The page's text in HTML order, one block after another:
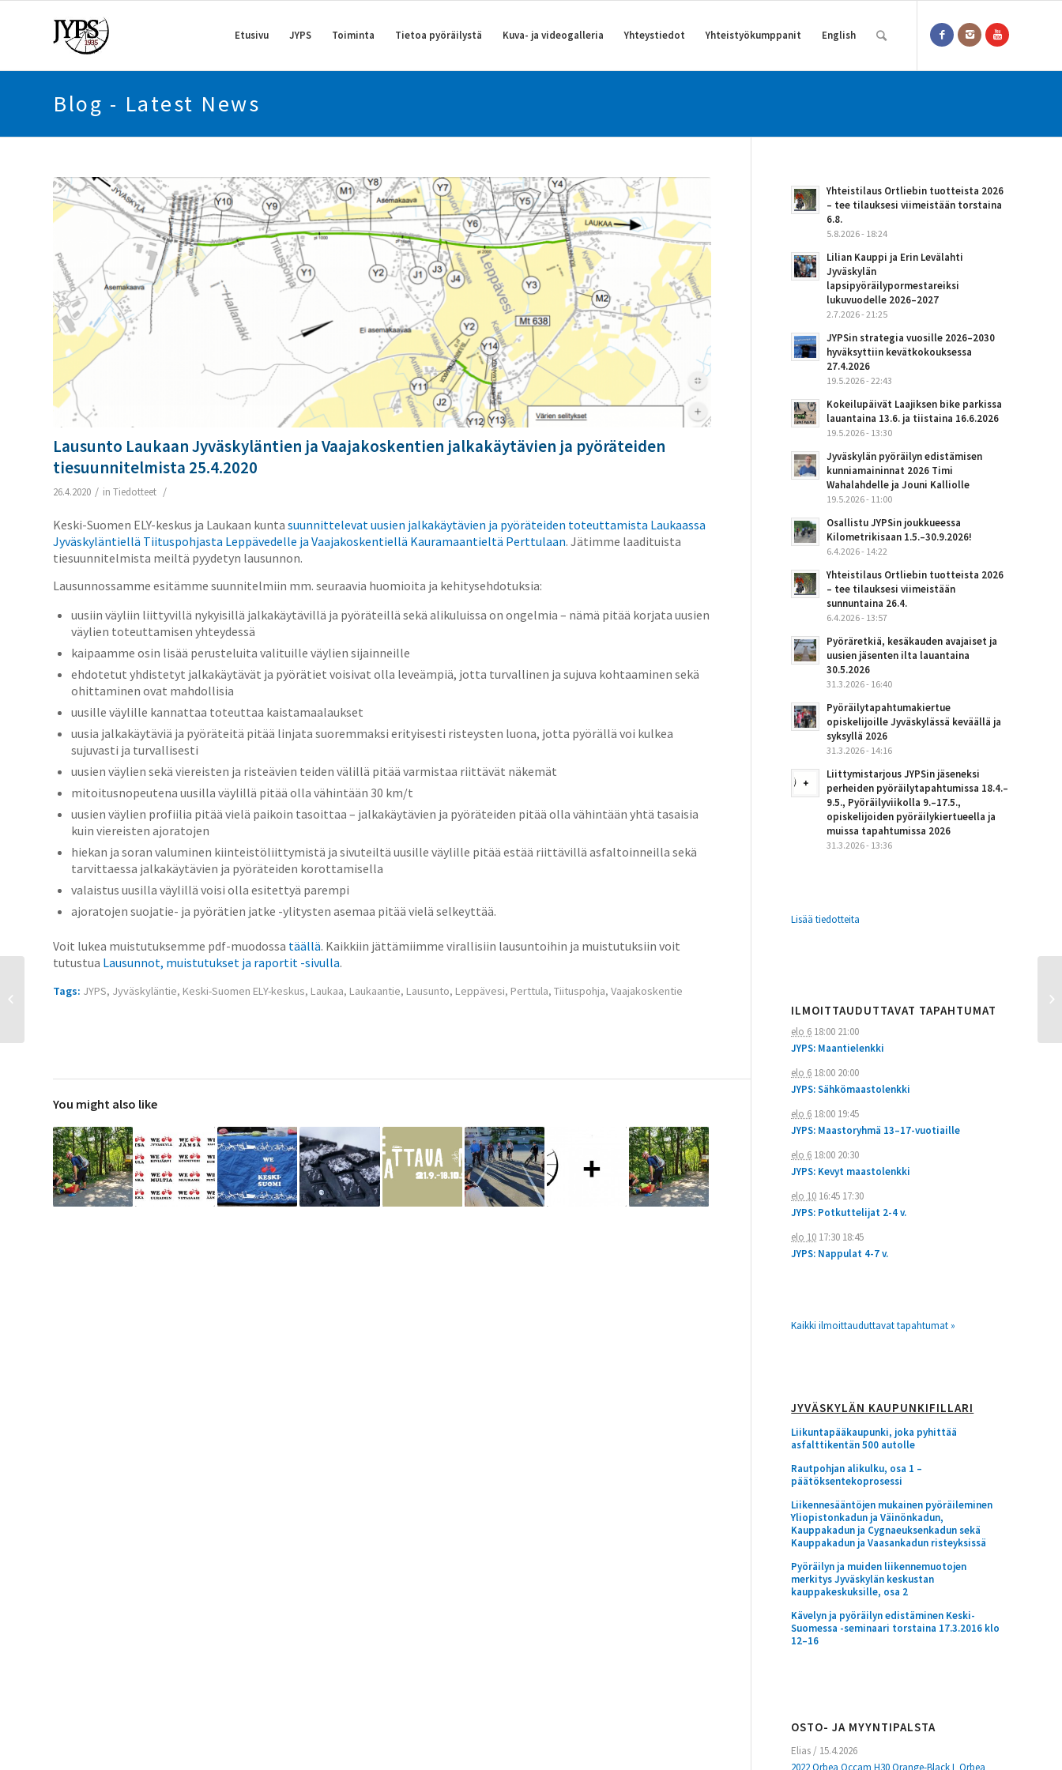
Etusivu JYPS Toiminta Tietoa pyöräilystä Kuva- ja videogalleria Yhteystiedot Yhteistyökumppanit English
Blog - Latest News
Lausunto Laukaan Jyväskyläntien ja Vaajakoskentien jalkakäytävien ja pyöräteiden
tiesuunnitelmista 25.4.2020
26.4.2020 / in Tiedotteet /
Keski-Suomen ELY-keskus ja Laukaan kunta suunnittelevat uusien jalkakäytävien ja pyöräteiden toteuttamista Laukaassa
Jyväskyläntiellä Tiituspohjasta Leppävedelle ja Vaajakoskentiellä Kauramaantieltä Perttulaan. Jätimme laadituista
tiesuunnitelmista meiltä pyydetyn lausunnon.
Lausunnossamme esitämme suunnitelmiin mm. seuraavia huomioita ja kehitysehdotuksia:
uusiin väyliin liittyvillä nykyisillä jalkakäytävillä ja pyöräteillä sekä alikuluissa on ongelmia – nämä pitää korjata uusien
väylien toteuttamisen yhteydessä
kaipaamme osin lisää perusteluita valituille väylien sijainneille
ehdotetut yhdistetyt jalkakäytävät ja pyörätiet voisivat olla leveämpiä, jotta turvallinen ja sujuva kohtaaminen sekä
ohittaminen ovat mahdollisia
uusille väylille kannattaa toteuttaa kaistamaalaukset
uusia jalkakäytäviä ja pyöräteitä pitää linjata suoremmaksi erityisesti risteysten luona, jotta pyörällä voi kulkea
sujuvasti ja turvallisesti
uusien väylien sekä viereisten ja risteävien teiden välillä pitää varmistaa riittävät näkemät
mitoitusnopeutena uusilla väylillä pitää olla vähintään 30 km/t
uusien väylien profiilia pitää vielä paikoin tasoittaa – jalkakäytävien ja pyöräteiden pitää olla vähintään yhtä tasaisia
kuin viereisten ajoratojen
hiekan ja soran valuminen kiinteistöliittymistä ja sivuteiltä uusille väylille pitää estää riittävillä asfaltoinneilla sekä
tarvittaessa jalkakäytävien ja pyöräteiden korottamisella
valaistus uusilla väylillä voisi olla esitettyä parempi
ajoratojen suojatie- ja pyörätien jatke -ylitysten asemaa pitää vielä selkeyttää.
Voit lukea muistutuksemme pdf-muodossa täällä. Kaikkiin jättämiimme virallisiin lausuntoihin ja muistutuksiin voit
tutustua Lausunnot, muistutukset ja raportit -sivulla.
Tags: JYPS, Jyväskyläntie, Keski-Suomen ELY-keskus, Laukaa, Laukaantie, Lausunto, Leppävesi, Perttula, Tiituspohja, Vaajakoskentie
You might also like
Yhteistilaus Ortliebin tuotteista 2026
– tee tilauksesi viimeistään torstaina
6.8.
5.8.2026 - 18:24
Lilian Kauppi ja Erin Levälahti
Jyväskylän
lapsipyöräilypormestareiksi
lukuvuodelle 2026–2027
2.7.2026 - 21:25
JYPSin strategia vuosille 2026–2030
hyväksyttiin kevätkokouksessa
27.4.2026
19.5.2026 - 22:43
Kokeilupäivät Laajiksen bike parkissa
lauantaina 13.6. ja tiistaina 16.6.2026
19.5.2026 - 13:30
Jyväskylän pyöräilyn edistämisen
kunniamaininnat 2026 Timi
Wahalahdelle ja Jouni Kalliolle
19.5.2026 - 11:00
Osallistu JYPSin joukkueessa
Kilometrikisaan 1.5.–30.9.2026!
6.4.2026 - 14:22
Yhteistilaus Ortliebin tuotteista 2026
– tee tilauksesi viimeistään
sunnuntaina 26.4.
6.4.2026 - 13:57
Pyöräretkiä, kesäkauden avajaiset ja
uusien jäsenten ilta lauantaina
30.5.2026
31.3.2026 - 16:40
Pyöräilytapahtumakiertue
opiskelijoille Jyväskylässä keväällä ja
syksyllä 2026
31.3.2026 - 14:16
Liittymistarjous JYPSin jäseneksi
perheiden pyöräilytapahtumissa 18.4.–
9.5., Pyöräilyviikolla 9.–17.5.,
opiskelijoiden pyöräilykiertueella ja
muissa tapahtumissa 2026
31.3.2026 - 13:36
Lisää tiedotteita
ILMOITTAUDUTTAVAT TAPAHTUMAT
elo 6 18:00 21:00
JYPS: Maantielenkki
elo 6 18:00 20:00
JYPS: Sähkömaastolenkki
elo 6 18:00 19:45
JYPS: Maastoryhmä 13–17-vuotiaille
elo 6 18:00 20:30
JYPS: Kevyt maastolenkki
elo 10 16:45 17:30
JYPS: Potkuttelijat 2-4 v.
elo 10 17:30 18:45
JYPS: Nappulat 4-7 v.
Kaikki ilmoittauduttavat tapahtumat »
JYVÄSKYLÄN KAUPUNKIFILLARI
Liikuntapääkaupunki, joka pyhittää
asfalttikentän 500 autolle
Rautpohjan alikulku, osa 1 –
päätöksentekoprosessi
Liikennesääntöjen mukainen pyöräileminen
Yliopistonkadun ja Väinönkadun,
Kauppakadun ja Cygnaeuksenkadun sekä
Kauppakadun ja Vaasankadun risteyksissä
Pyöräilyn ja muiden liikennemuotojen
merkitys Jyväskylän keskustan
kauppakeskuksille, osa 2
Kävelyn ja pyöräilyn edistäminen Keski-
Suomessa -seminaari torstaina 17.3.2016 klo
12–16
OSTO- JA MYYNTIPALSTA
Elias / 15.4.2026
2022 Orbea Occam H30 Orange-Black L Orbea
Tubusin ja Racktimen